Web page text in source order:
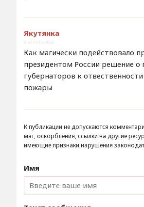
Якутянка
6:37 / 27.5.2022
Как магически подействовало
президентом России решение о
губернаторов к отвественности
пожары
К публикации не допускаются
мат, оскорбления, ссылки на другие
имеющие признаки нарушения
Имя